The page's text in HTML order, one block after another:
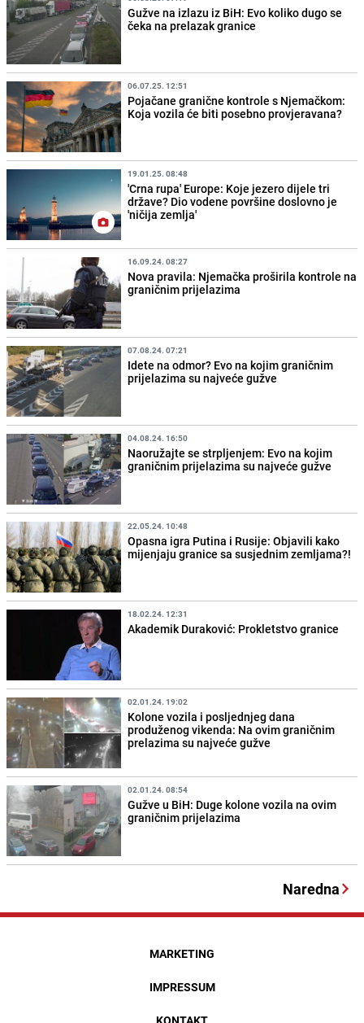
Gužve na izlazu iz BiH: Evo koliko dugo se
čeka na prelazak granice
06.07.25. 12:51
Pojačane granične kontrole s Njemačkom:
Koja vozila će biti posebno provjeravana?
19.01.25. 08:48
'Crna rupa' Europe: Koje jezero dijele tri
države? Dio vodene površine doslovno je
'ničija zemlja'
16.09.24. 08:27
Nova pravila: Njemačka proširila kontrole na
graničnim prijelazima
07.08.24. 07:21
Idete na odmor? Evo na kojim graničnim
prijelazima su najveće gužve
04.08.24. 16:50
Naoružajte se strpljenjem: Evo na kojim
graničnim prijelazima su najveće gužve
22.05.24. 10:48
Opasna igra Putina i Rusije: Objavili kako
mijenjaju granice sa susjednim zemljama?!
18.02.24. 12:31
Akademik Duraković: Prokletstvo granice
02.01.24. 19:02
Kolone vozila i posljednjeg dana
produženog vikenda: Na ovim graničnim
prelazima su najveće gužve
02.01.24. 08:54
Gužve u BiH: Duge kolone vozila na ovim
graničnim prijelazima
Naredna
MARKETING
IMPRESSUM